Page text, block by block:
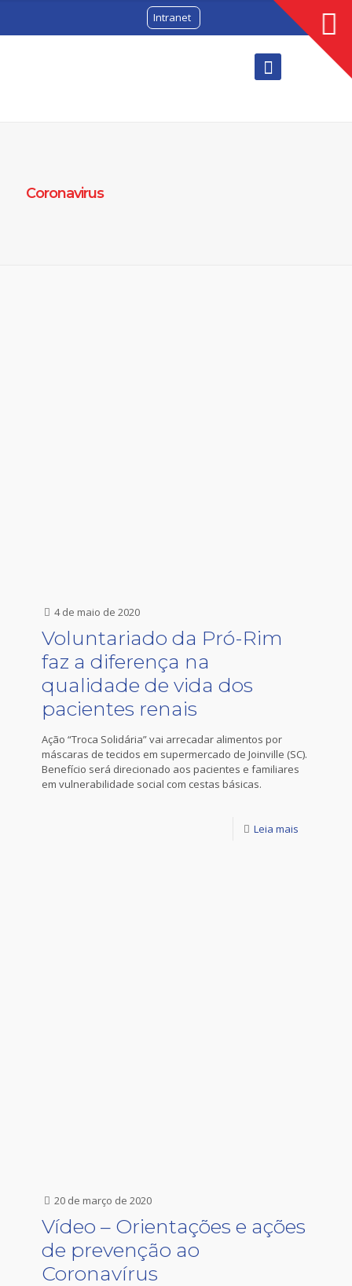
Intranet
Coronavirus
4 de maio de 2020
Voluntariado da Pró-Rim
faz a diferença na
qualidade de vida dos
pacientes renais
Ação “Troca Solidária” vai arrecadar alimentos por
máscaras de tecidos em supermercado de Joinville (SC).
Benefício será direcionado aos pacientes e familiares
em vulnerabilidade social com cestas básicas.
Leia mais
20 de março de 2020
Vídeo – Orientações e ações
de prevenção ao
Coronavírus